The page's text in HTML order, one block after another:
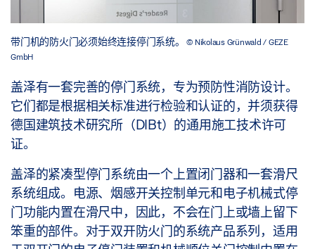
电控停门系统–规范、试验方法、应用和维护也包含
的必要性。
带门机的防火门必须始终连接停门系统。© Nikolaus Grünwald / GEZE
GmbH
盖泽有一套完善的停门系统，专为预防性消防设计。
它们都是根据相关标准进行检验和认证的，并须获得
德国建筑技术研究所（DIBt）的通用施工技术许可
证。
盖泽的紧凑型停门系统由一个上置闭门器和一套滑尺
系统组成。电源、烟感开关控制单元和电子机械式停
门功能内置在滑尺中，因此，不会在门上或墙上留下
笨重的部件。对于双开防火门的系统产品系列，适用